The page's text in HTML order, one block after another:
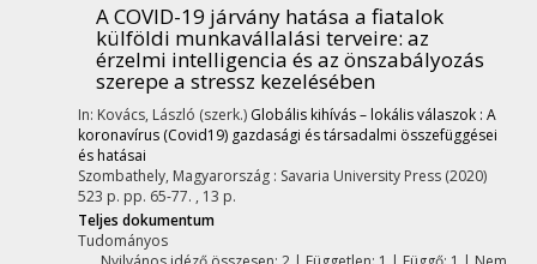
A COVID-19 járvány hatása a fiatalok
külföldi munkavállalási terveire: az
érzelmi intelligencia és az önszabályozás
szerepe a stressz kezelésében
In: Kovács, László (szerk.) Globális kihívás – lokális válaszok : A
koronavírus (Covid19) gazdasági és társadalmi összefüggései
és hatásai
Szombathely, Magyarország : Savaria University Press (2020)
523 p. pp. 65-77. , 13 p.
Teljes dokumentum
Tudományos